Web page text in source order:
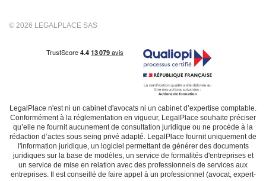
© 2026 LEGALPLACE SAS
LegalPlace n'est ni un cabinet d'avocats ni un cabinet d’expertise comptable.
Conformément à la réglementation en vigueur, LegalPlace souhaite préciser
qu’elle ne fournit aucunement de consultation juridique ou ne procède à la
rédaction d’actes sous seing privé adapté. LegalPlace fournit uniquement de
l'information juridique, un logiciel permettant de générer des documents
juridiques sur la base de modèles, un service de formalités d'entreprises et
un service de mise en relation avec des professionnels de services aux
entreprises. Il est conseillé de faire appel à un professionnel (avocat, expert-